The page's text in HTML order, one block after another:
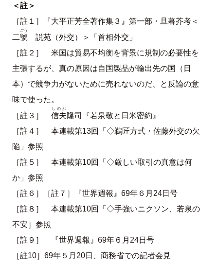
＜註＞
［註１］『大平正芳全著作集３』第一部・旦暮芥考＜
二號
ごう
説苑（外交）＞「首相外交」
［註２］ 米国は貿易不均衡を背景に規制の必要性を
主張するが、真の原因は自国製品が輸出先の国（日
本）で競争力がないために売れないのだ、と反論の意
味で使った。
［註３］ 信夫
しのぶ
隆司『若泉敬と日米密約』
［註４］ 本連載第13回「◇鵜匠方式・佐藤外交の欠
陥」参照
［註５］ 本連載第10回「◇厳しい取引の真意は何
か」参照
［註６］［註７］『世界週報』69年６月24日号
［註８］ 本連載第10回「◇手強いニクソン、若泉の
不安］参照
［註９］ 『世界週報』69年６月24日号
［註10］69年５月20日、商務省での記者会見